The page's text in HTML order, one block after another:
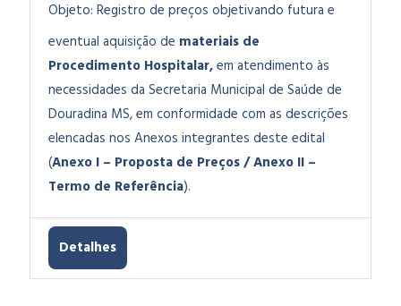
Objeto: Registro de preços objetivando futura e
eventual aquisição de materiais de
Procedimento Hospitalar,em atendimento às
necessidades da Secretaria Municipal de Saúde de
Douradina MS, em conformidade com as descrições
elencadas nos Anexos integrantes deste edital
(Anexo I – Proposta de Preços / Anexo II –
Termo de Referência).
Detalhes